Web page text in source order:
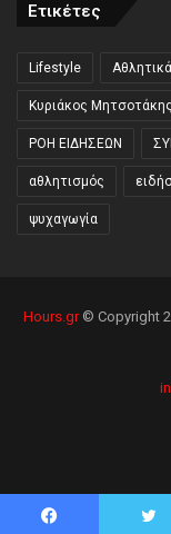
Ετικέτες
Lifestyle Αθλητικά
Κυριάκος Μητσοτάκης
ΡΟΗ ΕΙΔΗΣΕΩΝ
αθλητισμός
ψυχαγωγία
Hours.gr© Copyright